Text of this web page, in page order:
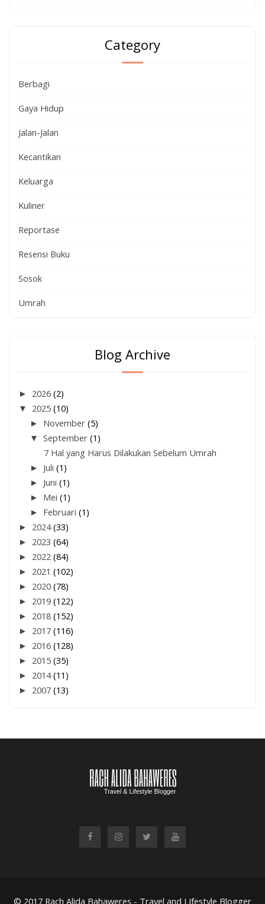
Category
Berbagi
Gaya Hidup
Jalan-Jalan
Kecantikan
Keluarga
Kuliner
Reportase
Resensi Buku
Sosok
Umrah
Blog Archive
► 2026 (2)
▼ 2025 (10)
► November(5)
▼September(1)
7 Hal yang Harus Dilakukan Sebelum Umrah
► Juli(1)
► Juni(1)
► Mei(1)
► Februari(1)
► 2024(33)
► 2023 (64)
► 2022 (84)
► 2021 (102)
► 2020 (78)
► 2019 (122)
► 2018 (152)
► 2017 (116)
► 2016 (128)
► 2015 (35)
► 2014(11)
► 2007 (13)
© 2017 Rach Alida Bahaweres - Travel and LIfestyle Blogger